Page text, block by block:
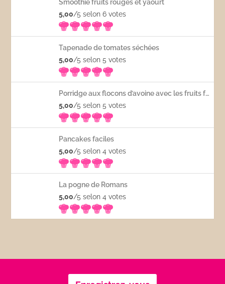
Smoothie fruits rouges et yaourt
5,00/5 selon 6votes
Tapenade de tomates séchées
5,00/5 selon 5votes
Porridge aux flocons d’avoine avec les fruits frais
5,00/5 selon 5votes
Pancakes faciles
5,00/5 selon 4votes
La pogne de Romans
5,00/5 selon 4votes